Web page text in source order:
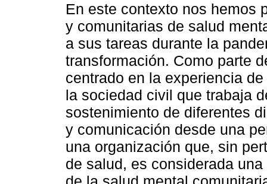
En este contexto nos hemos
y comunitarias de salud
a sus tareas durante la
transformación. Como parte
centrado en la experiencia
la sociedad civil que trabaja
sostenimiento de diferentes
y comunicación desde una
una organización que, sin
de salud, es considerada